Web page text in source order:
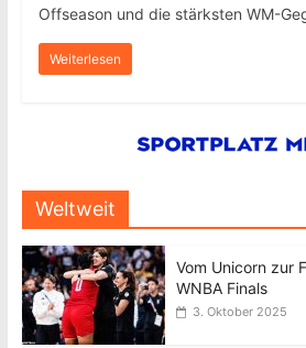
Offseason und die stärksten WM-
Weiterlesen
Weltweit
Vom Unicorn zur
WNBA Finals
3. Oktober 2025